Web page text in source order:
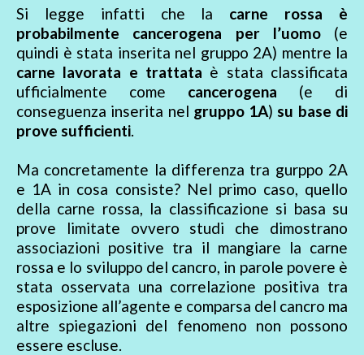
Si legge infatti che la carne rossa è
probabilmente cancerogena per l’uomo(e
quindi è stata inserita nel gruppo 2A) mentre la
carne lavorata e trattata è stata classificata
ufficialmente come cancerogena (e di
conseguenza inserita nel gruppo 1A)su base di
prove sufficienti.
Ma concretamente la differenza tra gurppo 2A
e 1A in cosa consiste? Nel primo caso, quello
della carne rossa, la classificazione si basa su
prove limitate ovvero studi che dimostrano
associazioni positive tra il mangiare la carne
rossa e lo sviluppo del cancro, in parole povere è
stata osservata una correlazione positiva tra
esposizione all’agente e comparsa del cancro ma
altre spiegazioni del fenomeno non possono
essere escluse.